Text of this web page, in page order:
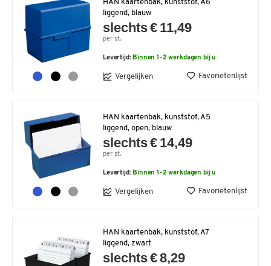
HAN kaartenbak, kunststof, A6
liggend, blauw
slechts € 11,49
per st.
Levertijd: Binnen 1-2 werkdagen bij u
Vergelijken Favorietenlijst
HAN kaartenbak, kunststof, A5
liggend, open, blauw
slechts € 14,49
per st.
Levertijd: Binnen 1-2 werkdagen bij u
Vergelijken Favorietenlijst
HAN kaartenbak, kunststof, A7
liggend, zwart
slechts € 8,29